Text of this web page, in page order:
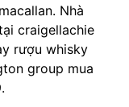
Nhà
craigellachie
rượu whisky
group mua